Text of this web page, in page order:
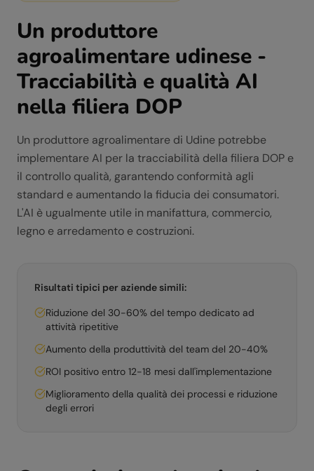
Un produttore
agroalimentare udinese -
Tracciabilità e qualità AI
nella filiera DOP
Un produttore agroalimentare di Udine potrebbe
implementare AI per la tracciabilità della filiera DOP e
il controllo qualità, garantendo conformità agli
standard e aumentando la fiducia dei consumatori.
L'AI è ugualmente utile in manifattura, commercio,
legno e arredamento e costruzioni.
Risultati tipici per aziende simili:
Riduzione del 30-60% del tempo dedicato ad
attività ripetitive
Aumento della produttività del team del 20-40%
ROI positivo entro 12-18 mesi dall'implementazione
Miglioramento della qualità dei processi e riduzione
degli errori